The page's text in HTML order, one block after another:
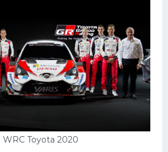
WRC Toyota 2020